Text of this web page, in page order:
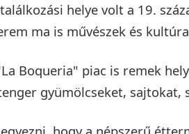
helye volt a 19.
ma is művészek és
Boqueria" piac is remek
gyümölcseket, sajtokat,